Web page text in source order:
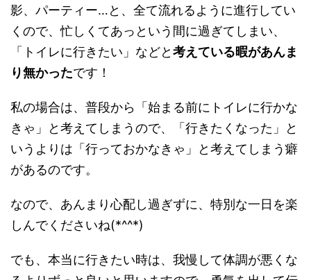
影、パーティー…と、全て流れるように進行してい
くので、忙しくてあっという間に過ぎてしまい、
「トイレに行きたい」などと考えている暇があんま
り無かったです！
私の場合は、普段から「始まる前にトイレに行かな
きゃ」と考えてしまうので、「行きたくなった」と
いうよりは「行っておかなきゃ」と考えてしまう癖
があるのです。
なので、あんまり心配し過ぎずに、特別な一日を楽
しんでくださいね(*^^*)
でも、本当に行きたい時は、我慢して体調が悪くな